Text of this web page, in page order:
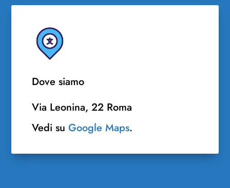
Dove siamo
Via Leonina, 22 Roma
Vedi suGoogle Maps.